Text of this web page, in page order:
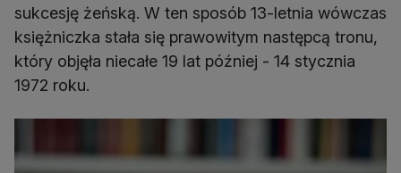
sukcesję żeńską. W ten sposób 13-letnia wówczas
księżniczka stała się prawowitym następcą tronu,
który objęła niecałe 19 lat później - 14 stycznia
1972 roku.